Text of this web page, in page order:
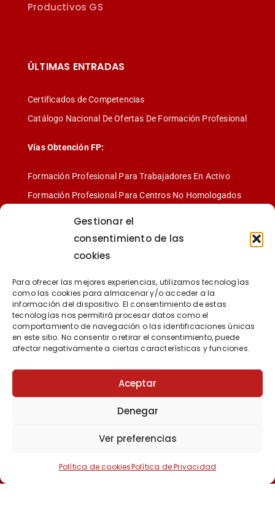
Gestionar el
consentimiento de las
cookies
Para ofrecer las mejores experiencias, utilizamos tecnologías
como las cookies para almacenar y/o acceder a la
información del dispositivo. El consentimiento de estas
tecnologías nos permitirá procesar datos como el
comportamiento de navegación o las identificaciones únicas
en este sitio. No consentir o retirar el consentimiento, puede
afectar negativamente a ciertas características y funciones.
Aceptar
Denegar
Ver preferencias
Política de cookiesPolítica de Privacidad
Productivos GS
ÚLTIMAS ENTRADAS
Certificados de Competencias
Catálogo Nacional De Ofertas De Formación Profesional
Vías Obtención FP:
Formación Profesional Para Trabajadores En Activo
Formación Profesional Para Centros No Homologados
Proyecto financiado por la Dirección General del Libro y Fomento de la
Lectura, Ministerio de Cultura y Deporte